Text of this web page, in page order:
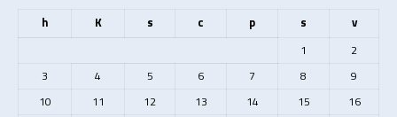
h
K s c p s v
1
2
3
4 5 6 7 8
9
10
11 12 13 14 15
16